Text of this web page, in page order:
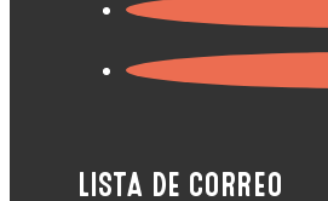
LISTA DE CORREO